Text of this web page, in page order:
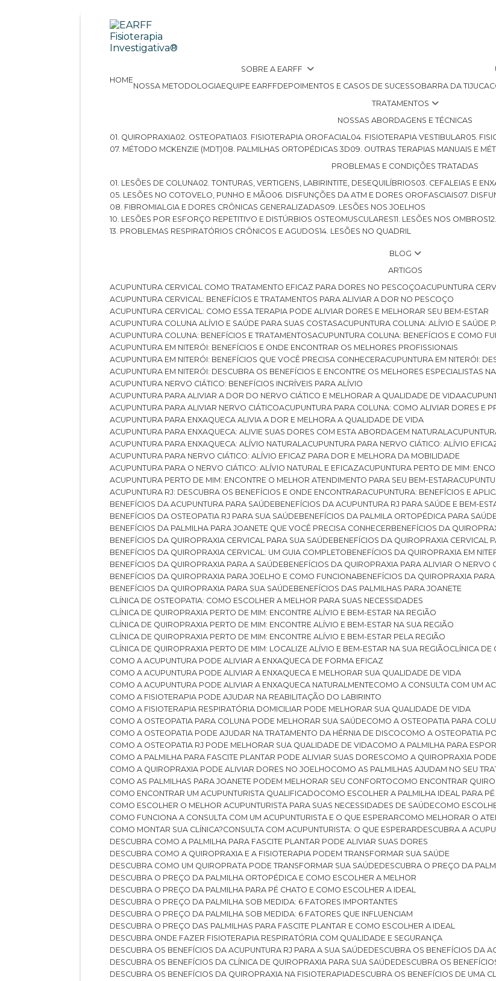
HOME
SOBRE A EARFF
NOSSA METODOLOGIA EQUIPE EARFF DEPOIMENTOS E CASOS DE SUCESSO
BARRA DA TIJUCA
TRATAMENTOS
NOSSAS ABORDAGENS E TÉCNICAS
01. QUIROPRAXIA
02. OSTEOPATIA 03. FISIOTERAPIA OROFACIAL 04. FISIOTERAPIA VESTIBULAR 05.
07. MÉTODO MCKENZIE (MDT)
08. PALMILHAS ORTOPÉDICAS 3D
09. OUTRAS TERAPIAS MANUAIS E
PROBLEMAS E CONDIÇÕES TRATADAS
01. LESÕES DE COLUNA
02. TONTURAS, VERTIGENS, LABIRINTITE, DESEQUILÍBRIOS 03. CEFALEIAS E
05. LESÕES NO COTOVELO, PUNHO E MÃO
06. DISFUNÇÕES DA ATM E DORES OROFASCIAIS
07.
08. FIBROMIALGIA E DORES CRÔNICAS GENERALIZADAS
09. LESÕES NOS JOELHOS
10. LESÕES POR ESFORÇO REPETITIVO E DISTÚRBIOS OSTEOMUSCULARES 11. LESÕES NOS OMBROS
13. PROBLEMAS RESPIRATÓRIOS CRÔNICOS E AGUDOS 14. LESÕES NO QUADRIL
BLOG
ARTIGOS
ACUPUNTURA CERVICAL COMO TRATAMENTO EFICAZ PARA DORES NO PESCOÇO
ACUPUNTURA
ACUPUNTURA CERVICAL: BENEFÍCIOS E TRATAMENTOS PARA ALIVIAR A DOR NO PESCOÇO
ACUPUNTURA CERVICAL: COMO ESSA TERAPIA PODE ALIVIAR DORES E MELHORAR SEU BEM-ESTAR
ACUPUNTURA COLUNA ALÍVIO E SAÚDE PARA SUAS COSTAS
ACUPUNTURA COLUNA: ALÍVIO E SAÚDE
ACUPUNTURA COLUNA: BENEFÍCIOS E TRATAMENTOS
ACUPUNTURA COLUNA: BENEFÍCIOS E COMO
ACUPUNTURA EM NITERÓI: BENEFÍCIOS E ONDE ENCONTRAR OS MELHORES PROFISSIONAIS
ACUPUNTURA EM NITERÓI: BENEFÍCIOS QUE VOCÊ PRECISA CONHECER
ACUPUNTURA EM NITERÓI:
ACUPUNTURA EM NITERÓI: DESCUBRA OS BENEFÍCIOS E ENCONTRE OS MELHORES ESPECIALISTAS
ACUPUNTURA NERVO CIÁTICO: BENEFÍCIOS INCRÍVEIS PARA ALÍVIO
ACUPUNTURA PARA ALIVIAR A DOR DO NERVO CIÁTICO E MELHORAR A QUALIDADE DE VIDA
ACUPUNTURA PARA ALIVIAR NERVO CIÁTICO
ACUPUNTURA PARA COLUNA: COMO ALIVIAR DORES E
ACUPUNTURA PARA ENXAQUECA ALIVIA A DOR E MELHORA A QUALIDADE DE VIDA
ACUPUNTURA PARA ENXAQUECA: ALIVIE SUAS DORES COM ESTA ABORDAGEM NATURAL
ACUPUNTURA PARA ENXAQUECA: ALÍVIO NATURAL
ACUPUNTURA PARA NERVO CIÁTICO: ALÍVIO
ACUPUNTURA PARA NERVO CIÁTICO: ALÍVIO EFICAZ PARA DOR E MELHORA DA MOBILIDADE
ACUPUNTURA PARA O NERVO CIÁTICO: ALÍVIO NATURAL E EFICAZ
ACUPUNTURA PERTO DE MIM:
ACUPUNTURA PERTO DE MIM: ENCONTRE O MELHOR ATENDIMENTO PARA SEU BEM-ESTAR
ACUPUNTURA RJ: DESCUBRA OS BENEFÍCIOS E ONDE ENCONTRAR
ACUPUNTURA: BENEFÍCIOS E
BENEFÍCIOS DA ACUPUNTURA PARA SAÚDE
BENEFÍCIOS DA ACUPUNTURA RJ PARA SAÚDE E BEM-
BENEFÍCIOS DA OSTEOPATIA RJ PARA SUA SAÚDE
BENEFÍCIOS DA PALMILA ORTOPÉDICA PARA
BENEFÍCIOS DA PALMILHA PARA JOANETE QUE VOCÊ PRECISA CONHECER
BENEFÍCIOS DA
BENEFÍCIOS DA QUIROPRAXIA CERVICAL PARA SUA SAÚDE
BENEFÍCIOS DA QUIROPRAXIA CERVICAL
BENEFÍCIOS DA QUIROPRAXIA CERVICAL: UM GUIA COMPLETO
BENEFÍCIOS DA QUIROPRAXIA EM
BENEFÍCIOS DA QUIROPRAXIA PARA A SAÚDE
BENEFÍCIOS DA QUIROPRAXIA PARA ALIVIAR O NERVO
BENEFÍCIOS DA QUIROPRAXIA PARA JOELHO E COMO FUNCIONA
BENEFÍCIOS DA QUIROPRAXIA
BENEFÍCIOS DA QUIROPRAXIA PARA SUA SAÚDE
BENEFÍCIOS DAS PALMILHAS PARA JOANETE
CLÍNICA DE OSTEOPATIA: COMO ESCOLHER A MELHOR PARA SUAS NECESSIDADES
CLÍNICA DE QUIROPRAXIA PERTO DE MIM: ENCONTRE ALÍVIO E BEM-ESTAR NA REGIÃO
CLÍNICA DE QUIROPRAXIA PERTO DE MIM: ENCONTRE ALÍVIO E BEM-ESTAR NA SUA REGIÃO
CLÍNICA DE QUIROPRAXIA PERTO DE MIM: ENCONTRE ALÍVIO E BEM-ESTAR PELA REGIÃO
CLÍNICA DE QUIROPRAXIA PERTO DE MIM: LOCALIZE ALÍVIO E BEM-ESTAR NA SUA REGIÃO
CLÍNICA
COMO A ACUPUNTURA PODE ALIVIAR A ENXAQUECA DE FORMA EFICAZ
COMO A ACUPUNTURA PODE ALIVIAR A ENXAQUECA E MELHORAR SUA QUALIDADE DE VIDA
COMO A ACUPUNTURA PODE ALIVIAR A ENXAQUECA NATURALMENTE
COMO A CONSULTA COM UM
COMO A FISIOTERAPIA PODE AJUDAR NA REABILITAÇÃO DO LABIRINTO
COMO A FISIOTERAPIA RESPIRATÓRIA DOMICILIAR PODE MELHORAR SUA QUALIDADE DE VIDA
COMO A OSTEOPATIA PARA COLUNA PODE MELHORAR SUA SAÚDE
COMO A OSTEOPATIA PARA
COMO A OSTEOPATIA PODE AJUDAR NA TRATAMENTO DA HÉRNIA DE DISCO
COMO A OSTEOPATIA
COMO A OSTEOPATIA RJ PODE MELHORAR SUA QUALIDADE DE VIDA
COMO A PALMILHA PARA
COMO A PALMILHA PARA FASCITE PLANTAR PODE ALIVIAR SUAS DORES
COMO A QUIROPRAXIA
COMO A QUIROPRAXIA PODE ALIVIAR DORES NO JOELHO
COMO AS PALMILHAS AJUDAM NO SEU
COMO AS PALMILHAS PARA JOANETE PODEM MELHORAR SEU CONFORTO
COMO ENCONTRAR
COMO ENCONTRAR UM ACUPUNTURISTA QUALIFICADO
COMO ESCOLHER A PALMILHA IDEAL PARA
COMO ESCOLHER O MELHOR ACUPUNTURISTA PARA SUAS NECESSIDADES DE SAÚDE
COMO
COMO FUNCIONA A CONSULTA COM UM ACUPUNTURISTA E O QUE ESPERAR
COMO MELHORAR O
COMO MONTAR SUA CLÍNICA?
CONSULTA COM ACUPUNTURISTA: O QUE ESPERAR
DESCUBRA A
DESCUBRA COMO A PALMILHA PARA FASCITE PLANTAR PODE ALIVIAR SUAS DORES
DESCUBRA COMO A QUIROPRAXIA E A FISIOTERAPIA PODEM TRANSFORMAR SUA SAÚDE
DESCUBRA COMO UM QUIROPRATA PODE TRANSFORMAR SUA SAÚDE
DESCUBRA O PREÇO DA
DESCUBRA O PREÇO DA PALMILHA ORTOPÉDICA E COMO ESCOLHER A MELHOR
DESCUBRA O PREÇO DA PALMILHA PARA PÉ CHATO E COMO ESCOLHER A IDEAL
DESCUBRA O PREÇO DA PALMILHA SOB MEDIDA: 6 FATORES IMPORTANTES
DESCUBRA O PREÇO DA PALMILHA SOB MEDIDA: 6 FATORES QUE INFLUENCIAM
DESCUBRA O PREÇO DAS PALMILHAS PARA FASCITE PLANTAR E COMO ESCOLHER A IDEAL
DESCUBRA ONDE FAZER FISIOTERAPIA RESPIRATÓRIA COM QUALIDADE E SEGURANÇA
DESCUBRA OS BENEFÍCIOS DA ACUPUNTURA RJ PARA A SUA SAÚDE
DESCUBRA OS BENEFÍCIOS DA
DESCUBRA OS BENEFÍCIOS DA CLÍNICA DE QUIROPRAXIA PARA SUA SAÚDE
DESCUBRA OS
DESCUBRA OS BENEFÍCIOS DA QUIROPRAXIA NA FISIOTERAPIA
DESCUBRA OS BENEFÍCIOS DE UMA